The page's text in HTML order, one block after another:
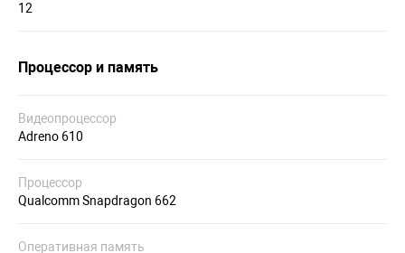
12
Процессор и память
Видеопроцессор
Adreno 610
Процессор
Qualcomm Snapdragon 662
Оперативная память